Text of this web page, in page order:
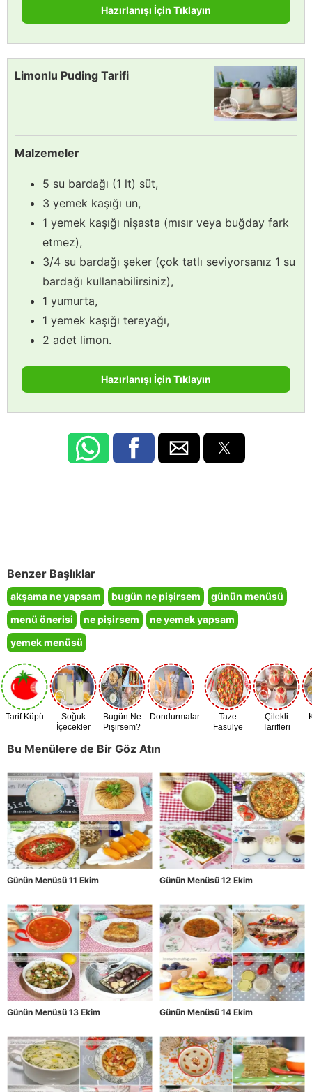
Hazırlanışı İçin Tıklayın
Limonlu Puding Tarifi
Malzemeler
5 su bardağı (1 lt) süt,
3 yemek kaşığı un,
1 yemek kaşığı nişasta (mısır veya buğday fark
etmez),
3/4 su bardağı şeker (çok tatlı seviyorsanız 1 su
bardağı kullanabilirsiniz),
1 yumurta,
1 yemek kaşığı tereyağı,
2 adet limon.
Hazırlanışı İçin Tıklayın
Benzer Başlıklar
akşama ne yapsam bugün ne pişirsem
günün menüsü
menü önerisi
ne pişirsem
ne yemek yapsam
yemek menüsü
Tarif Küpü
Soğuk
İçecekler
Bugün Ne
Pişirsem?
Dondurmalar
Taze
Fasulye
Çilekli
Tarifleri
Bu Menülere de Bir Göz Atın
Günün Menüsü 11 Ekim Günün Menüsü 12 Ekim
Günün Menüsü 13 Ekim Günün Menüsü 14 Ekim